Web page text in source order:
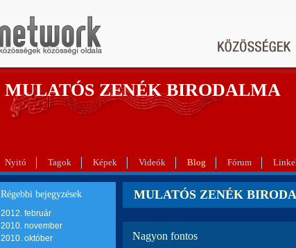
MULATÓS ZENÉK BIRODALMA
Nyitó Tagok Képek Videók Blog Fórum
Régebbi bejegyzések
2012. február
2010. november
2010. október
MULATÓS ZENÉK
Nagyon fontos